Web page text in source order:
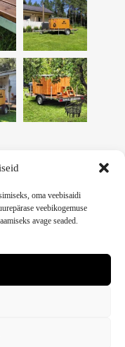
oma veebisaidi
veebikogemuse
avage seaded.